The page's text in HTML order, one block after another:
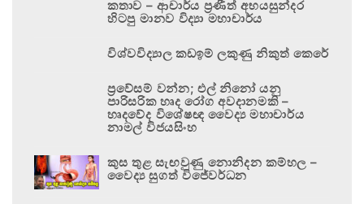
කතාව – ආචාර්ය ප්‍රණීත් අභයසුන්දර
හිටපු මානව විද්‍යා මහාචාර්ය
විශ්වවිද්‍යාල කඩඉම් ලකුණු නිකුත් කෙරේ
ප්‍රවේසම් වන්න; එල් නිනෝ යනු
පාරිසරික හෘද රෝග අවදානමකි –
හෘදවේද විශේෂඥ වෛද්‍ය මහාචාර්ය
නාමල් විජයසිංහ
කුස තුළ සැඟවුණු නොනිදන කම්හල –
වෛද්‍ය සුගත් විජේවර්ධන